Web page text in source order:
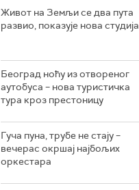
Живот на Земљи се два пута
развио, показује нова студија
Београд ноћу из отвореног
аутобуса – нова туристичка
тура кроз престоницу
Гуча пуна, трубе не стају –
вечерас окршај најбољих
оркестара